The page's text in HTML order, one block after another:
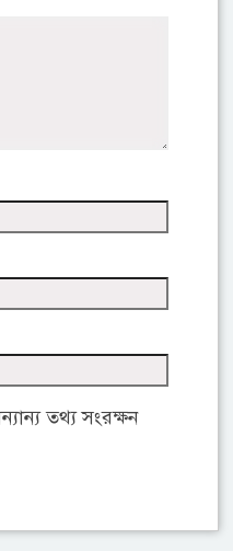
তথ্য সংরক্ষন